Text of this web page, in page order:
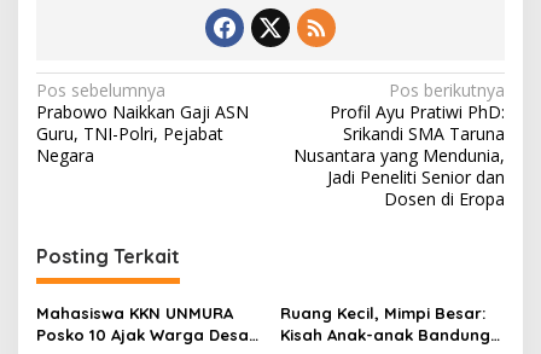
o
e
D
e
N
a
v
a
s
i
Pos sebelumnya
Prabowo Naikkan Gaji ASN
Guru, TNI-Polri, Pejabat
Negara
Pos berikutnya
Profil Ayu Pratiwi PhD:
Srikandi SMA Taruna
Nusantara yang Mendunia,
Jadi Peneliti Senior dan
Dosen di Eropa
Posting Terkait
Mahasiswa KKN UNMURA
Posko 10 Ajak Warga Desa
Ruang Kecil, Mimpi Besar:
Kisah Anak-anak Bandung